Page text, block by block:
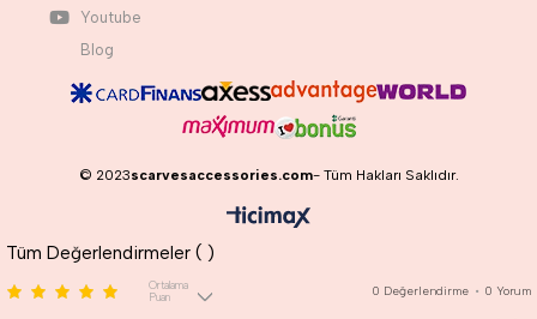
Youtube
Blog
© 2023scarvesaccessories.com- Tüm Hakları Saklıdır.
Tüm Değerlendirmeler ( )
Ortalama
Puan
0 Değerlendirme • 0 Yorum